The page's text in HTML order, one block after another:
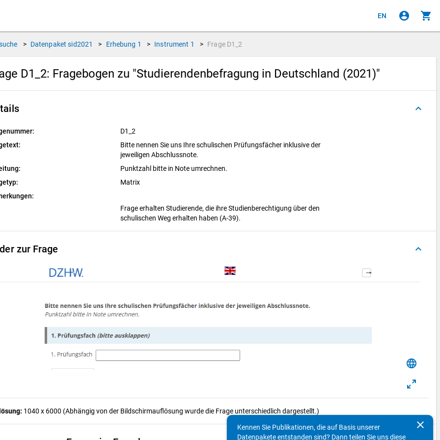
EN account_circle shopping_cart
> Datenpaket sid2021 > Erhebung 1 > Instrument 1 > Frage D1_2
D1_2: Fragebogen zu "Studierendenbefragung in Deutschland (2021)"
keyboard_arrow_up
D1_2
Bitte nennen Sie uns Ihre schulischen Prüfungsfächer inklusive der
jeweiligen Abschlussnote.
Punktzahl bitte in Note umrechnen.
Matrix
Frage erhalten Studierende, die ihre Studienberechtigung über den
schulischen Weg erhalten haben (A-39).
zur Frage keyboard_arrow_up
language
1040 x 6000 (Abhängig von der Bildschirmauflösung wurde die Frage unterschiedlich dargestellt.)
clear
Kennen Sie Publikationen, die auf Basis unserer
Datenpakete entstanden sind? Dann teilen Sie uns diese